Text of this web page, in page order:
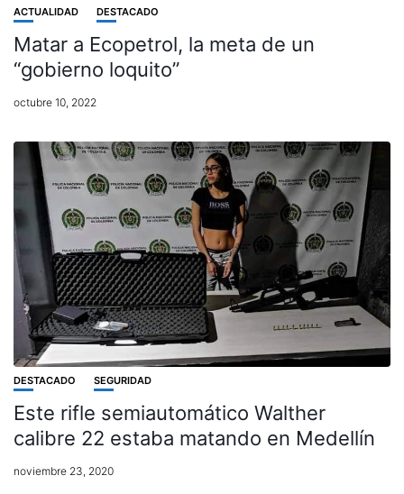
ACTUALIDAD DESTACADO
Matar a Ecopetrol, la meta de un
“gobierno loquito”
octubre 10, 2022
DESTACADO SEGURIDAD
Este rifle semiautomático Walther
calibre 22 estaba matando en Medellín
noviembre 23, 2020